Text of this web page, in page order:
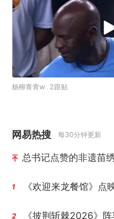
杨柳青青w 2跟贴
网易热搜 每30分钟更新
总书记点赞的非遗苗
1
2 《披荆斩棘2026》